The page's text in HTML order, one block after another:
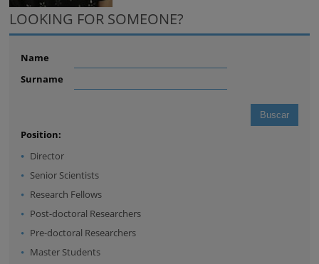
LOOKING FOR SOMEONE?
Name
Surname
Position:
Director
Senior Scientists
Research Fellows
Post-doctoral Researchers
Pre-doctoral Researchers
Master Students